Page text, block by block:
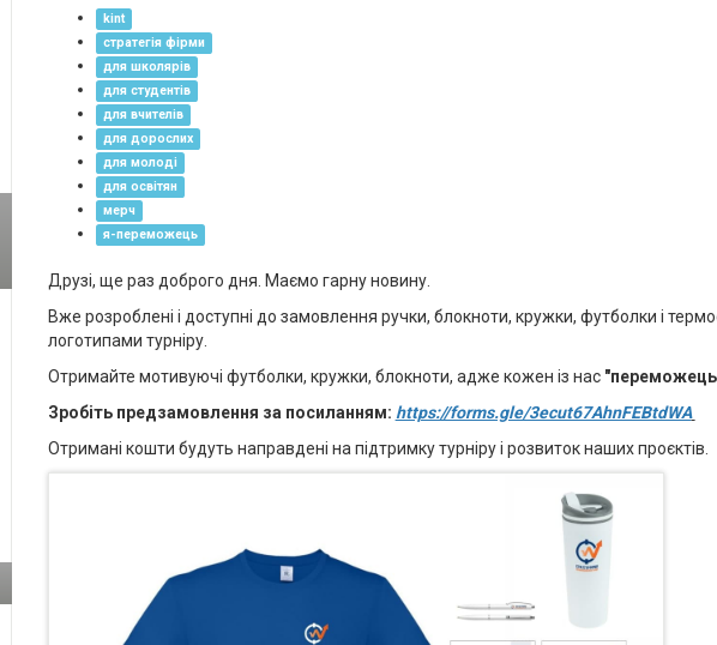
kint
стратегія фірми
для школярів
для студентів
для вчителів
для дорослих
для молоді
для освітян
мерч
я-переможець
Друзі, ще раз доброго дня. Маємо гарну новину.
Вже розроблені і доступні до замовлення ручки, блокноти, кружки, футболки і
логотипами турніру.
Отримайте мотивуючі футболки, кружки, блокноти, адже кожен із нас
Зробіть предзамовлення за посиланням: https://forms.gle/3ecut67AhnFEBtdWA
Отримані кошти будуть направдені на підтримку турніру і розвиток наших проєктів.